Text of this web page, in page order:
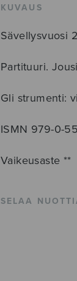
KUVAUS
Sävellysvuosi
Partituuri.
Gli strumenti:
ISMN 979-0-
Vaikeusaste **
SELAA